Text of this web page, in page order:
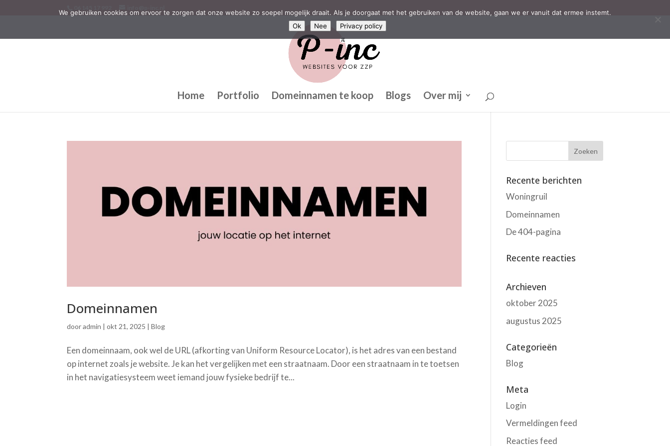
Home Portfolio Domeinnamen te koop Blogs Over mij
Domeinnamen
dooradmin |okt 21, 2025 |Blog
Een domeinnaam, ook wel de URL (afkorting van Uniform Resource Locator), is het adres van een bestand
op internet zoals je website. Je kan het vergelijken met een straatnaam. Door een straatnaam in te toetsen
in het navigatiesysteem weet iemand jouw fysieke bedrijf te...
Recente berichten
Woningruil
Domeinnamen
De 404-pagina
Recente reacties
Archieven
oktober 2025
augustus 2025
Categorieën
Blog
Meta
Login
Vermeldingen feed
Reacties feed
We gebruiken cookies om ervoor te zorgen dat onze website zo soepel mogelijk draait. Als je doorgaat met het gebruiken van de website, gaan we er vanuit dat ermee instemt.
Ok
Nee Privacy policy